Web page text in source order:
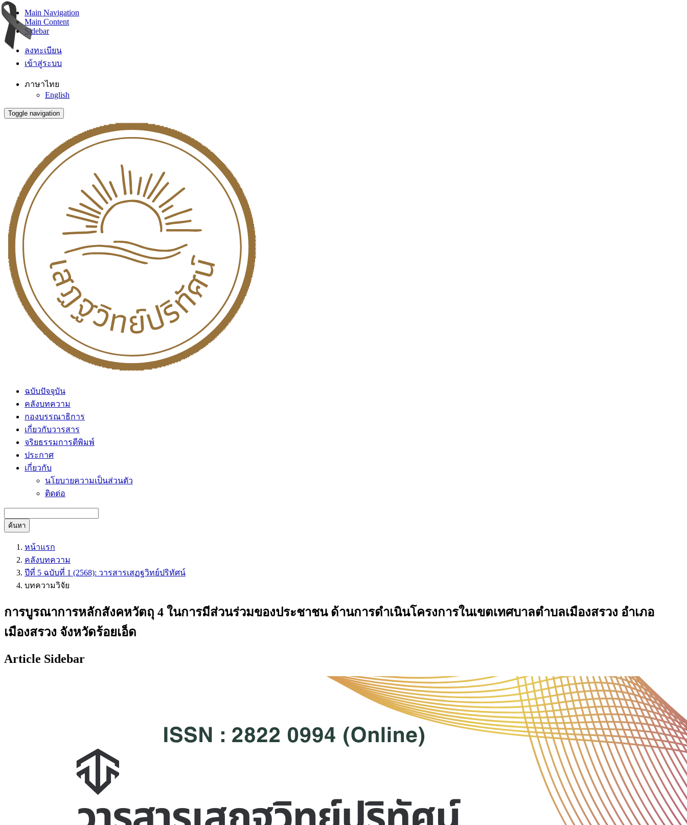
Main Navigation
Main Content
Sidebar
ลงทะเบียน
เข้าสู่ระบบ
ภาษาไทย
English
Toggle navigation
ฉบับปัจจุบัน
คลังบทความ
กองบรรณาธิการ
เกี่ยวกับวารสาร
จริยธรรมการตีพิมพ์
ประกาศ
เกี่ยวกับ
นโยบายความเป็นส่วนตัว
ติดต่อ
ค้นหา
หน้าแรก
คลังบทความ
ปีที่ 5 ฉบับที่ 1 (2568): วารสารเสฏฐวิทย์ปริทัศน์
บทความวิจัย
การบูรณาการหลักสังคหวัตถุ 4 ในการมีส่วนร่วมของประชาชน ด้านการดำเนินโครงการในเขตเทศบาลตำบลเมืองสรวง อำเภอ
เมืองสรวง จังหวัดร้อยเอ็ด
Article Sidebar